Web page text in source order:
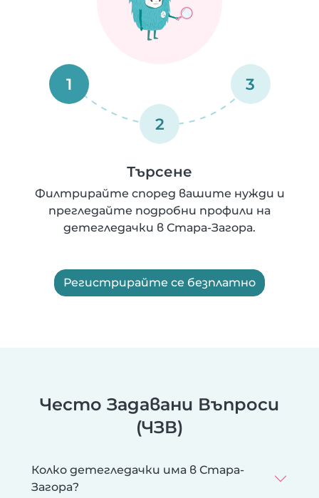
1
2
3
Търсене
Филтрирайте според вашите нужди и
прегледайте подробни профили на
детегледачки в Стара-Загора.
Регистрирайте се безплатно
Често Задавани Въпроси
(ЧЗВ)
Колко детегледачки има в Стара-
Загора?